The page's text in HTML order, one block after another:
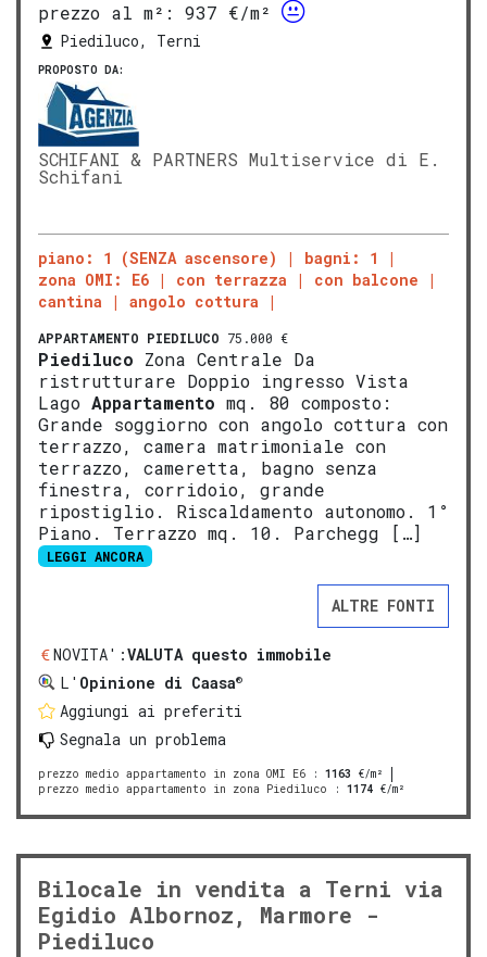
prezzo al m²:
937 €/m²
Piediluco, Terni
PROPOSTO DA:
SCHIFANI & PARTNERS Multiservice di E.
Schifani
piano: 1 (SENZA ascensore)
bagni: 1
zona OMI: E6
con terrazza
con balcone
cantina
angolo cottura
APPARTAMENTO PIEDILUCO 75.000 €
Piediluco Zona Centrale Da
ristrutturare Doppio ingresso Vista
Lago Appartamento mq. 80 composto:
Grande soggiorno con angolo cottura con
terrazzo, camera matrimoniale con
terrazzo, cameretta, bagno senza
finestra, corridoio, grande
ripostiglio. Riscaldamento autonomo. 1°
Piano. Terrazzo mq. 10. Parchegg […]
LEGGI ANCORA
ALTRE FONTI
NOVITA':VALUTA questo immobile
L' Opinione di Caasa®
Aggiungi ai preferiti
Segnala un problema
prezzo medio appartamento in zona OMI E6 : 1163 €/m²
prezzo medio appartamento in zona Piediluco : 1174 €/m²
Bilocale in vendita a Terni via
Egidio Albornoz, Marmore -
Piediluco